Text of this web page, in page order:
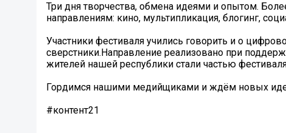
Три дня творчества, обмена идеями и опытом.
направлениям: кино, мультипликация, блогинг,
Участники фестиваля учились говорить и о
сверстники.Направление реализовано при
жителей нашей республики стали частью
Гордимся нашими медийщиками и ждём новых
#контент21